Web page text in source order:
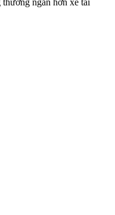
ngắn hơn xe tải